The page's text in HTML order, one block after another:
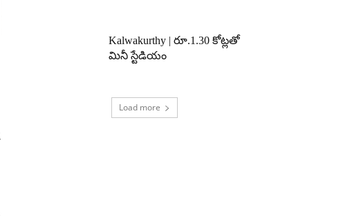
Kalwakurthy | రూ.1.30 కోట్లతో
మినీ స్టేడియం
Load more